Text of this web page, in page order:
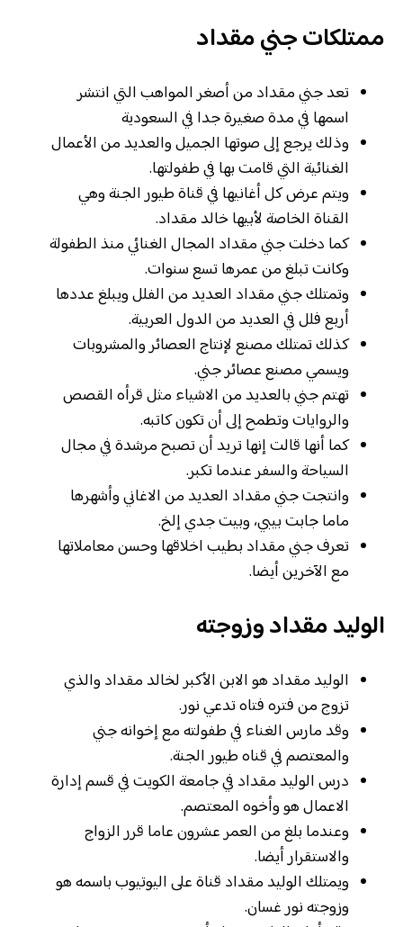
ممتلكات جني مقداد
تعد جني مقداد من أصغر المواهب التي انتشر
اسمها في مدة صغيرة جدا في السعودية
وذلك يرجع إلى صوتها الجميل والعديد من الأعمال
الغنائية التي قامت بها في طفولتها.
ويتم عرض كل أغانيها في قناة طيور الجنة وهي
القناة الخاصة لأبيها خالد مقداد.
كما دخلت جني مقداد المجال الغنائي منذ الطفولة
وكانت تبلغ من عمرها تسع سنوات.
وتمتلك جني مقداد العديد من الفلل ويبلغ عددها
أربع فلل في العديد من الدول العربية.
كذلك تمتلك مصنع لإنتاج العصائر والمشروبات
ويسمي مصنع عصائر جني.
تهتم جني بالعديد من الاشياء مثل قرأه القصص
والروايات وتطمح إلى أن تكون كاتبه.
كما أنها قالت إنها تريد أن تصبح مرشدة في مجال
السياحة والسفر عندما تكبر.
وانتجت جني مقداد العديد من الاغاني وأشهرها
ماما جابت بيبي، وبيت جدي إلخ.
تعرف جني مقداد بطيب اخلاقها وحسن معاملاتها
مع الآخرين أيضا.
الوليد مقداد وزوجته
الوليد مقداد هو الابن الأكبر لخالد مقداد والذي
تزوج من فتره فتاه تدعي نور.
وقد مارس الغناء في طفولته مع إخوانه جني
والمعتصم في قناه طيور الجنة.
درس الوليد مقداد في جامعة الكويت في قسم إدارة
الاعمال هو وأخوه المعتصم.
وعندما بلغ من العمر عشرون عاما قرر الزواج
والاستقرار أيضا.
ويمتلك الوليد مقداد قناة على اليوتيوب باسمه هو
وزوجته نور غسان.